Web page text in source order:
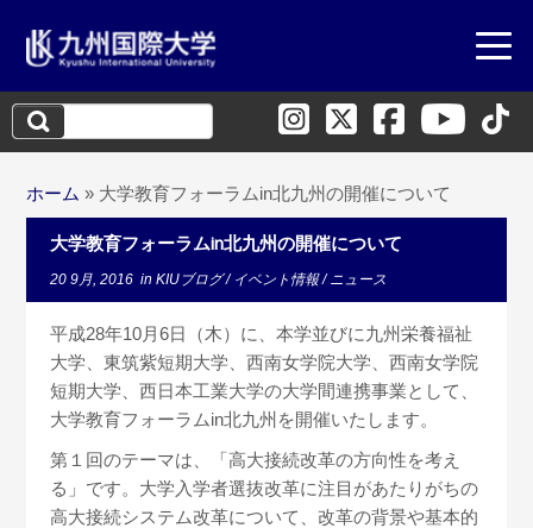
検
索:
ホーム » 大学教育フォーラムin北九州の開催について
大学教育フォーラムin北九州の開催について
20 9月, 2016 inKIUブログ/ イベント情報/ニュース
平成28年10月6日（木）に、本学並びに九州栄養福祉
大学、東筑紫短期大学、西南女学院大学、西南女学院
短期大学、西日本工業大学の大学間連携事業として、
大学教育フォーラムin北九州を開催いたします。
第１回のテーマは、「高大接続改革の方向性を考え
る」です。大学入学者選抜改革に注目があたりがちの
高大接続システム改革について、改革の背景や基本的